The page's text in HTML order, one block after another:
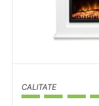
CALITATE